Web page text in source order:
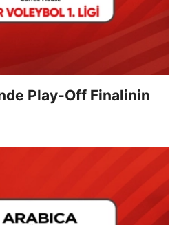
Play-Off Finalinin